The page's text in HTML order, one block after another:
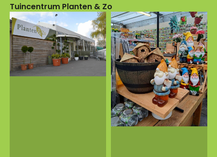
Tuincentrum Planten & Zo